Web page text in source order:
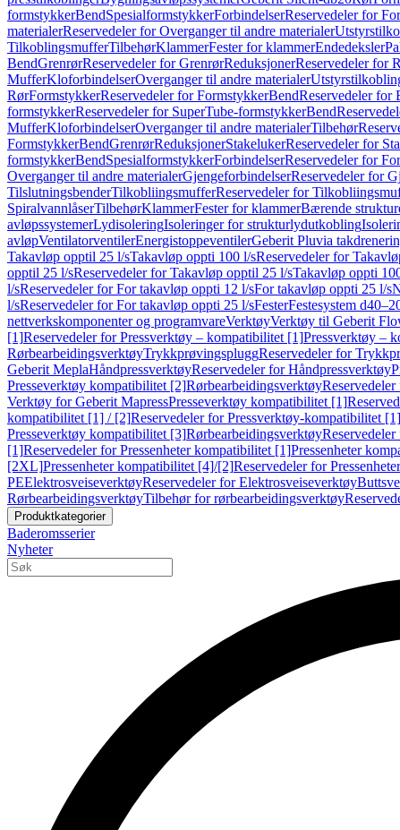
formstykkerBendSpesialformstykkerForbindelserReservedeler for
materialerReservedeler for Overganger til andre materialer
TilkoblingsmufferTilbehørKlammerFester for klammerEndedeksler
BendGrenrørReservedeler for GrenrørReduksjonerReservedeler for
MufferKloforbindelserOverganger til andre materialer
RørFormstykkerReservedeler for FormstykkerBendReservedeler for
formstykkerReservedeler for SuperTube-formstykkerBend
MufferKloforbindelserOverganger til andre materialerTilbehør
FormstykkerBendGrenrørReduksjonerStakelukerReservedeler for
formstykkerBendSpesialformstykkerForbindelserReservedeler for
Overganger til andre materialerGjengeforbindelserReservedeler for
TilslutningsbenderTilkobliingsmufferReservedeler for
SpiralvannlåserTilbehørKlammerFester for klammerBærende
avløpssystemerLydisoleringIsoleringer for strukturlydutkobling
avløpVentilatorventilerEnergistoppeventilerGeberit Pluvia
Takavløp opptil 25 l/sTakavløp oppti 100 l/sReservedeler for
opptil 25 l/sReservedeler for Takavløp opptil 25 l/sTakavløp oppti
l/sReservedeler for For takavløp oppti 12 l/sFor takavløp oppti 25 l/s
l/sReservedeler for For takavløp oppti 25 l/sFesterFestesystem
nettverkskomponenter og programvareVerktøyVerktøy til Geberit
[1]Reservedeler for Pressverktøy – kompatibilitet [1]Pressverktøy –
RørbearbeidingsverktøyTrykkprøvingspluggReservedeler for
Geberit MeplaHåndpressverktøyReservedeler for Håndpressverktøy
Presseverktøy kompatibilitet [2]Rørbearbeidingsverktøy
Verktøy for Geberit MapressPresseverktøy kompatibilitet [1]
kompatibilitet [1] / [2]Reservedeler for Pressverktøy-kompatibilitet
Presseverktøy kompatibilitet [3]Rørbearbeidingsverktøy
[1]Reservedeler for Pressenheter kompatibilitet [1]Pressenheter
[2XL]Pressenheter kompatibilitet [4]/[2]Reservedeler for
PEElektrosveiseverktøyReservedeler for Elektrosveiseverktøy
RørbearbeidingsverktøyTilbehør for rørbearbeidingsverktøy
Produktkategorier
Baderomsserier
Nyheter